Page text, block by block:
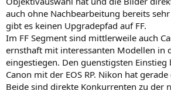
auch ohne Nachbearbeitung bereits
gibt es keinen Upgradepfad auf FF.
Im FF Segment sind mittlerweile auch
ernsthaft mit interessanten Modellen in
eingestiegen. Den guenstigsten
Canon mit der EOS RP. Nikon hat
Beide sind direkte Konkurrenten zu der